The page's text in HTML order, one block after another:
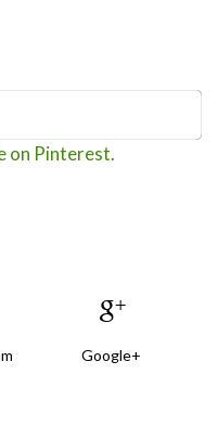
on Pinterest.
Google+